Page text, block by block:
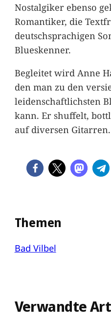
Nostalgiker ebenso
Romantiker, die
deutschsprachigen
Blueskenner.
Begleitet wird Anne
den man zu den
leidenschaftlichsten
kann. Er shuffelt,
auf diversen
Themen
Bad Vilbel
Verwandte